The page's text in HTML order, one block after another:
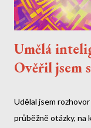
Umělá
Ověřil jsem
Udělal jsem
průběžně otázky, na